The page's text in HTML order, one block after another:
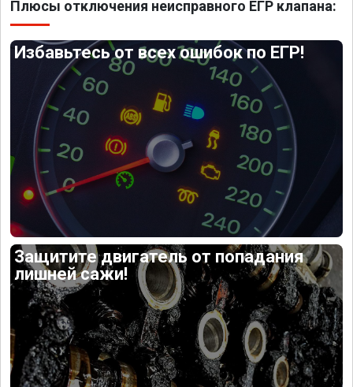
Плюсы отключения неисправного ЕГР клапана:
Избавьтесь от всех ошибок по ЕГР!
Защитите двигатель от попадания
лишней сажи!